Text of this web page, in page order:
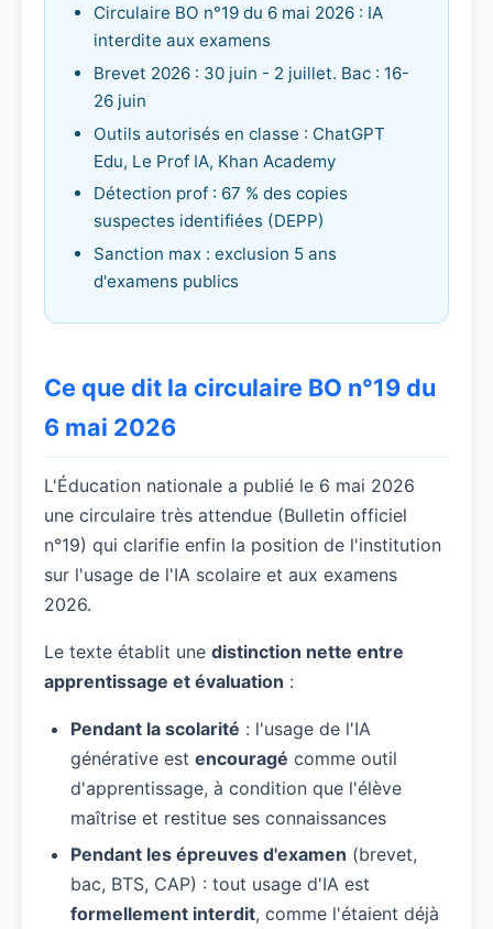
Circulaire BO n°19 du 6 mai 2026 : IA
interdite aux examens
Brevet 2026 : 30 juin - 2 juillet. Bac : 16-
26 juin
Outils autorisés en classe : ChatGPT
Edu, Le Prof IA, Khan Academy
Détection prof : 67 % des copies
suspectes identifiées (DEPP)
Sanction max : exclusion 5 ans
d'examens publics
Ce que dit la circulaire BO n°19 du
6 mai 2026
L'Éducation nationale a publié le 6 mai 2026
une circulaire très attendue (Bulletin officiel
n°19) qui clarifie enfin la position de l'institution
sur l'usage de l'IA scolaire et aux examens
2026.
Le texte établit une distinction nette entre
apprentissage et évaluation :
Pendant la scolarité : l'usage de l'IA
générative est encouragé comme outil
d'apprentissage, à condition que l'élève
maîtrise et restitue ses connaissances
Pendant les épreuves d'examen (brevet,
bac, BTS, CAP) : tout usage d'IA est
formellement interdit, comme l'étaient déjà